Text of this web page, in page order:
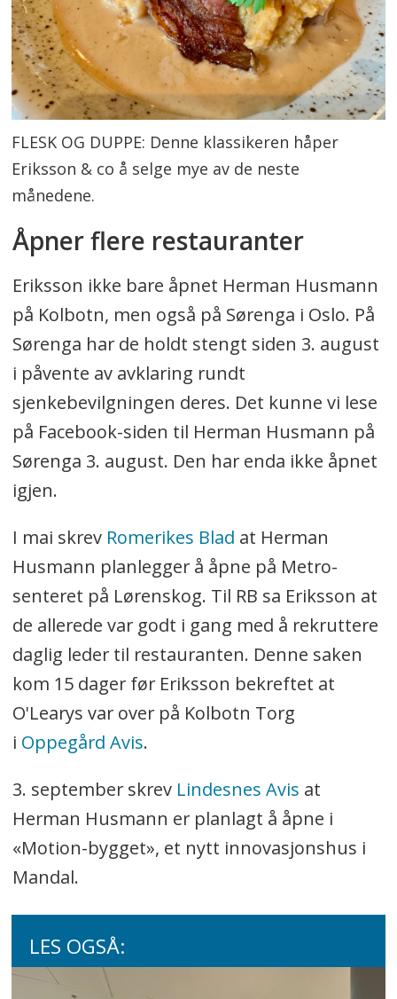
FLESK OG DUPPE: Denne klassikeren håper
Eriksson & co å selge mye av de neste
månedene.
Åpner flere restauranter
Eriksson ikke bare åpnet Herman Husmann
på Kolbotn, men også på Sørenga i Oslo. På
Sørenga har de holdt stengt siden 3. august
i påvente av avklaring rundt
sjenkebevilgningen deres. Det kunne vi lese
på Facebook-siden til Herman Husmann på
Sørenga 3. august. Den har enda ikke åpnet
igjen.
I mai skrev Romerikes Blad at Herman
Husmann planlegger å åpne på Metro-
senteret på Lørenskog. Til RB sa Eriksson at
de allerede var godt i gang med å rekruttere
daglig leder til restauranten. Denne saken
kom 15 dager før Eriksson bekreftet at
O'Learys var over på Kolbotn Torg
i Oppegård Avis.
3. september skrev Lindesnes Avis at
Herman Husmann er planlagt å åpne i
«Motion-bygget», et nytt innovasjonshus i
Mandal.
LES OGSÅ: